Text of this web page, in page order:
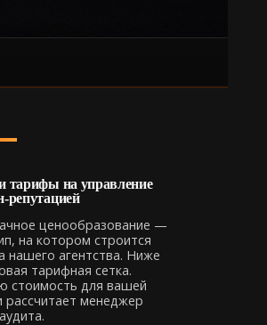
тарифы на управление
репутацией
ценообразование —
на котором строится
нашего агентства. Ниже
тарифная сетка.
стоимость для вашей
рассчитает менеджер